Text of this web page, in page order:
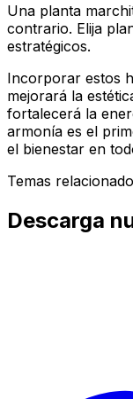
Una planta
contrario. Elija
estratégicos.
Incorporar estos
mejorará la
fortalecerá la
armonía es el
el bienestar en
Temas
Descarga